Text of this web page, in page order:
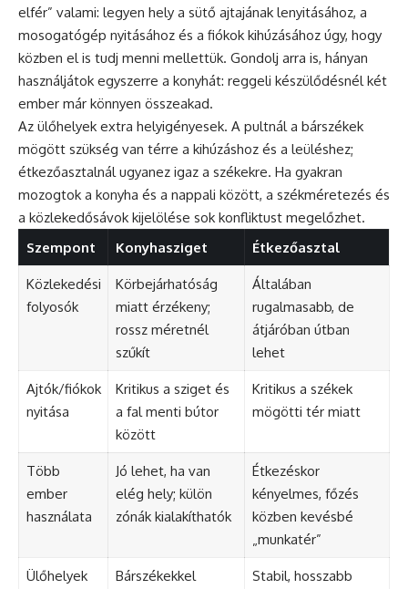
elfér” valami: legyen hely a sütő ajtajának lenyitásához, a
mosogatógép nyitásához és a fiókok kihúzásához úgy, hogy
közben el is tudj menni mellettük. Gondolj arra is, hányan
használjátok egyszerre a konyhát: reggeli készülődésnél két
ember már könnyen összeakad.
Az ülőhelyek extra helyigényesek. A pultnál a bárszékek
mögött szükség van térre a kihúzáshoz és a leüléshez;
étkezőasztalnál ugyanez igaz a székekre. Ha gyakran
mozogtok a konyha és a nappali között, a székméretezés és
a közlekedősávok kijelölése sok konfliktust megelőzhet.
Szempont
Konyhasziget Étkezőasztal
Közlekedési
folyosók
Körbejárhatóság
miatt érzékeny;
rossz méretnél
szűkít
Általában
rugalmasabb, de
átjáróban útban
lehet
Ajtók/fiókok
nyitása
Kritikus a sziget és
a fal menti bútor
között
Kritikus a székek
mögötti tér miatt
Több
ember
használata
Jó lehet, ha van
elég hely; külön
zónák kialakíthatók
Étkezéskor
kényelmes, főzés
közben kevésbé
„munkatér”
Ülőhelyek Bárszékekkel Stabil, hosszabb